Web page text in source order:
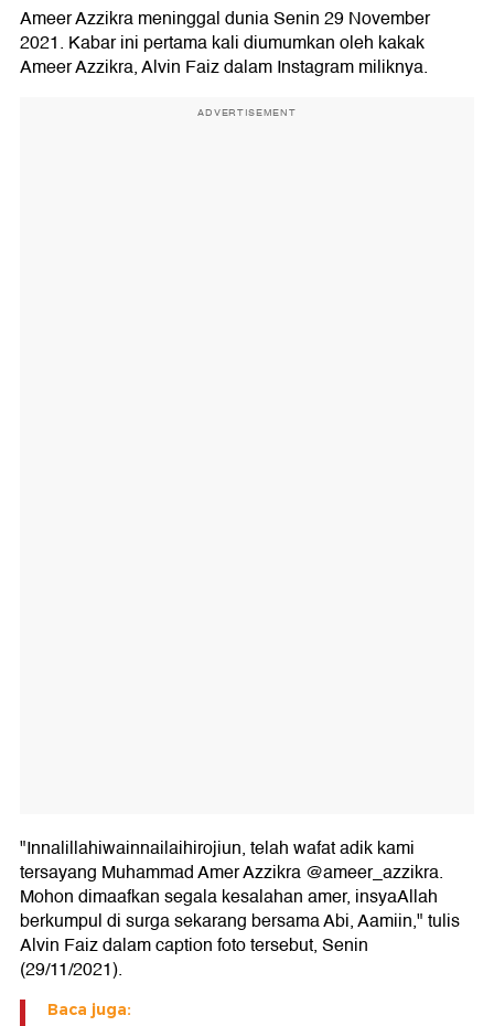
Ameer Azzikra meninggal dunia Senin 29 November
2021. Kabar ini pertama kali diumumkan oleh kakak
Ameer Azzikra, Alvin Faiz dalam Instagram miliknya.
ADVERTISEMENT
"Innalillahiwainnailaihirojiun, telah wafat adik kami
tersayang Muhammad Amer Azzikra @ameer_azzikra.
Mohon dimaafkan segala kesalahan amer, insyaAllah
berkumpul di surga sekarang bersama Abi, Aamiin," tulis
Alvin Faiz dalam caption foto tersebut, Senin
(29/11/2021).
Baca juga: